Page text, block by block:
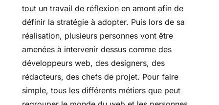
tout un travail de réflexion en amont afin de
définir la stratégie à adopter. Puis lors de sa
réalisation, plusieurs personnes vont être
amenées à intervenir dessus comme des
développeurs web, des designers, des
rédacteurs, des chefs de projet. Pour faire
simple, tous les différents métiers que peut